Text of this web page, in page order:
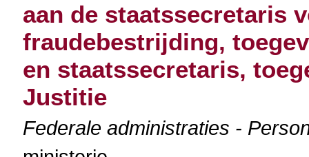
aan de staatssecretaris
fraudebestrijding,
en staatssecretaris,
Justitie
Federale administraties -